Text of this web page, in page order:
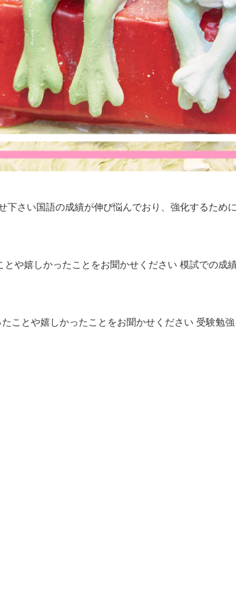
さい国語の成績が伸び悩んでおり、強化するため
嬉しかったことをお聞かせください 模試での成
とや嬉しかったことをお聞かせください 受験勉